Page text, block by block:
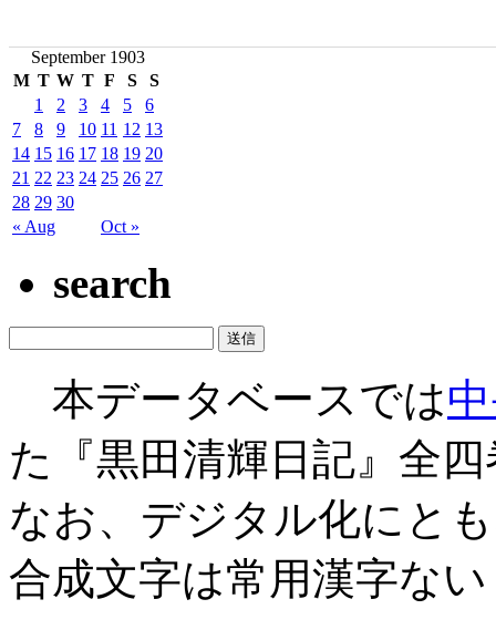
September 1903
M T W T F S S
« Aug Oct »
1 2 3 4 5
6
7
8 9 10 11 12 13
14 15 16 17 18 19 20
21 22 23 24 25 26 27
28 29 30
search
本データベースでは
た『黒田清輝日記』全
なお、デジタル化にと
合成文字は常用漢字な